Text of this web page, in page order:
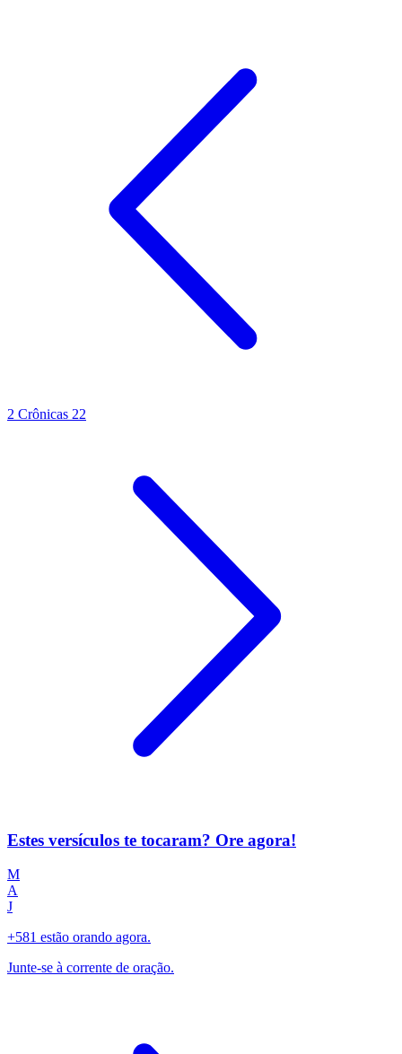
2 Crônicas 22
Estes versículos te tocaram? Ore agora!
M
A
J
+581 estão orando agora.
Junte-se à corrente de oração.